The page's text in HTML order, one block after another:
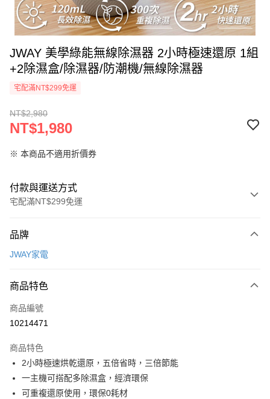
JWAY 美學綠能無線除濕器 2小時極速還原 1組
+2除濕盒/除濕器/防潮機/無線除濕器
宅配滿NT$299免運
NT$2,980
NT$1,980
※ 本商品不適用折價券
付款與運送方式
宅配滿NT$299免運
信用卡一次付款
Apple Pay
悠遊付
全盈+PAY
大哥付你分期
相關說明
品牌
JWAY家電
商品特色
商品編號
10214471
商品特色
2小時極速烘乾還原，五倍省時，三倍節能
一主機可搭配多除濕盒，經濟環保
可重複還原使用，環保0耗材